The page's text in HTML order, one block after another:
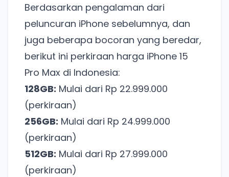
Berdasarkan pengalaman dari
peluncuran iPhone sebelumnya, dan
juga beberapa bocoran yang beredar,
berikut ini perkiraan harga iPhone 15
Pro Max di Indonesia:
128GB: Mulai dari Rp 22.999.000
(perkiraan)
256GB: Mulai dari Rp 24.999.000
(perkiraan)
512GB: Mulai dari Rp 27.999.000
(perkiraan)